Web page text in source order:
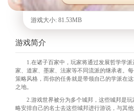
游戏大小: 81.53MB
游戏简介
1.在诸子百家中，玩家将通过发展哲学学
家、道家、墨家、法家等不同流派的继承者。
策略风格，而你的任务就是带领自己的学派在
之地。
2.游戏世界被分为多个城邦，这些城邦是
略安排自己的名士去这些城邦进行游说，与其